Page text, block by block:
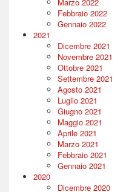
Febbraio 2022
Gennaio 2022
2021
Dicembre 2021
Novembre 2021
Ottobre 2021
Settembre 2021
Agosto 2021
Luglio 2021
Giugno 2021
Maggio 2021
Aprile 2021
Marzo 2021
Febbraio 2021
Gennaio 2021
2020
Dicembre 2020